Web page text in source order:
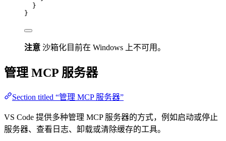
}
}
注意 沙箱化目前在 Windows 上不可用。
管理 MCP 服务器
Section titled “管理 MCP 服务器”
VS Code 提供多种管理 MCP 服务器的方式，例如启动或停止
服务器、查看日志、卸载或清除缓存的工具。